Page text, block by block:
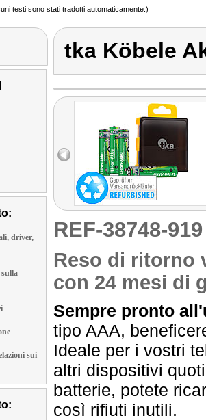
testi sono stati tradotti automaticamente.)
driver,
sui
tka Köbele
REF-38748-
Reso di ritorno
con 24 mesi di
Sempre pronto
tipo AAA,
Ideale per i vostri
altri dispositivi
batterie, potete
così rifiuti inutili.